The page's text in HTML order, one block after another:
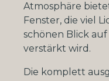
Atmosphäre
Fenster, die viel
schönen Blick
verstärkt wird.
Die komplett